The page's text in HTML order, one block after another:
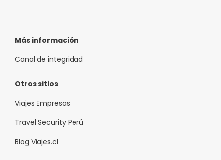
Más información
Canal de integridad
Otros sitios
Viajes Empresas
Travel Security Perú
Blog Viajes.cl